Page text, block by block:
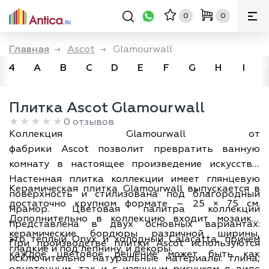
0 0
Главная → Ascot → Glamourwall
4
A B C D E F G H I
Плитка Ascot Glamourwall
0 отзывов
Коллекция Glamourwall от
фабрики Ascot позволит превратить ванную
комнату в настоящее произведение искусства.
Настенная плитка коллекции имеет глянцевую
поверхность и стилизована под благородный
мрамор. Цветовая палитра коллекции
представлена в двух основных вариантах:
это тёплый Onyx и холодный Calacatta, причем
каждое цветовое решение может быть как
Керамическая плитка Glamourwall выпускается в
достаточно крупном формате – 25 × 75 см.
Дополнительно в коллекцию входит мозаика,
керамические бордюры различной ширины,
гладкие и под лепнину, и декоры.
При производстве плитки Ascot используются
исключительно натуральные материалы: глина,